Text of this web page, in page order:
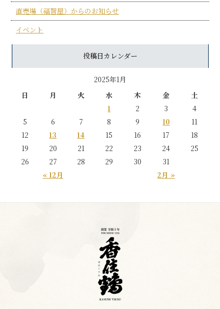
直売場（福智屋）からのお知らせ
イベント
投稿日カレンダー
2025年1月
日
月 火 水 木 金 土
« 12月 2月 »
1 2 3
4
5
6 7 8 9 10
11
12
13 14 15 16 17
18
19
20 21 22 23 24
25
26
27 28 29 30 31